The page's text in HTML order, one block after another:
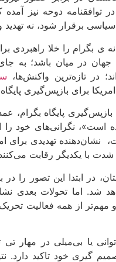
توافقنامه دوحه نیز آمده
برقرار شود، نه
ی بگرام را خلا راهبردی
در میان باشد؛ به
در تازه‌ترین واکنش‌ها،
برای بازپس‌گیری
بازپس‌گیری پایگاه بگرام،
است»، نگرانی‌های خود را
نشان‌دهنده تهدیدی
با یکدیگر رقابت
در ابتدا این تصور را
شد. اما تحولات بعدی
مهم‌تر از همه فعالیت
یا بی‌میلی در
گیری خود تاکید